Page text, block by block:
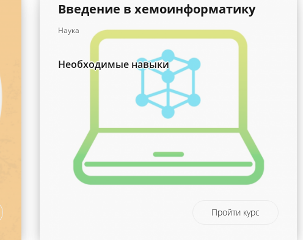
Введение в хемоинформатику
Наука
Необходимые навыки
Пройти курс